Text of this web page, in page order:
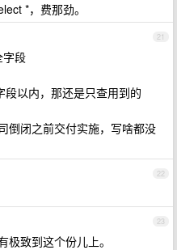
*，费那劲。
21
字段
以内，那还是只查用到的
倒闭之前交付实施，写啥都没
22
23
致到这个份儿上。